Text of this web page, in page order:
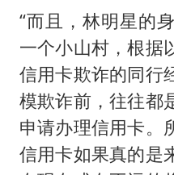
“而且，林明星的
一个小山村，根据
信用卡欺诈的同行
模欺诈前，往往都
申请办理信用卡。
信用卡如果真的是